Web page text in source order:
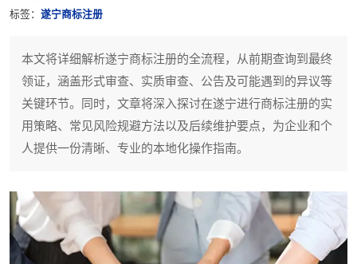
标签： 遂宁商标注册
本文将详细解析遂宁商标注册的全流程，从前期查询到最终
领证，涵盖形式审查、实质审查、公告及可能遇到的异议等
关键环节。同时，文章将深入探讨在遂宁进行商标注册的实
用策略、常见风险规避方法以及后续维护要点，为企业和个
人提供一份清晰、专业的本地化操作指南。